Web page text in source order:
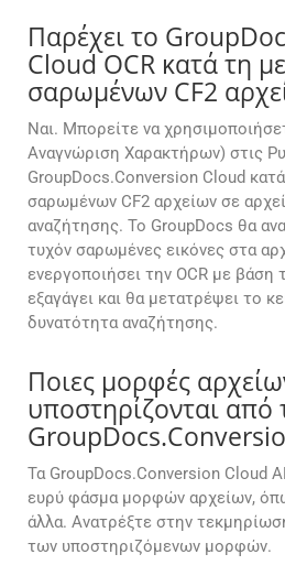
Παρέχει το
Cloud OCR κατά τη
σαρωμένων CF2
Ναι. Μπορείτε να
Αναγνώριση Χαρακτήρων) στις
GroupDocs.Conversion Cloud
σαρωμένων CF2 αρχείων σε
αναζήτησης. Το GroupDocs θα
τυχόν σαρωμένες εικόνες στα
ενεργοποιήσει την OCR με βάση
εξαγάγει και θα μετατρέψει το
δυνατότητα αναζήτησης.
Ποιες μορφές
υποστηρίζονται από
Τα GroupDocs.Conversion Cloud
ευρύ φάσμα μορφών αρχείων,
άλλα. Ανατρέξτε στην
των υποστηριζόμενων μορφών.